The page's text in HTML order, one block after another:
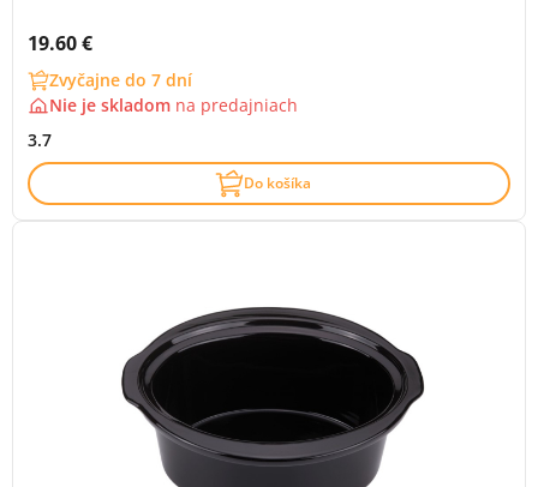
Cena s DPH:
19.60 €
Zvyčajne do 7 dní
Nie je skladom na predajniach
3.7
Do košíka